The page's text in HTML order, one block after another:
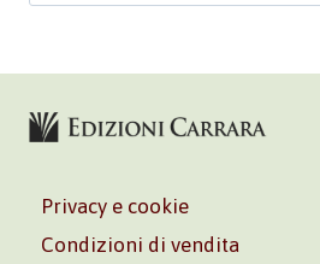
Privacy e cookie
Condizioni di vendita